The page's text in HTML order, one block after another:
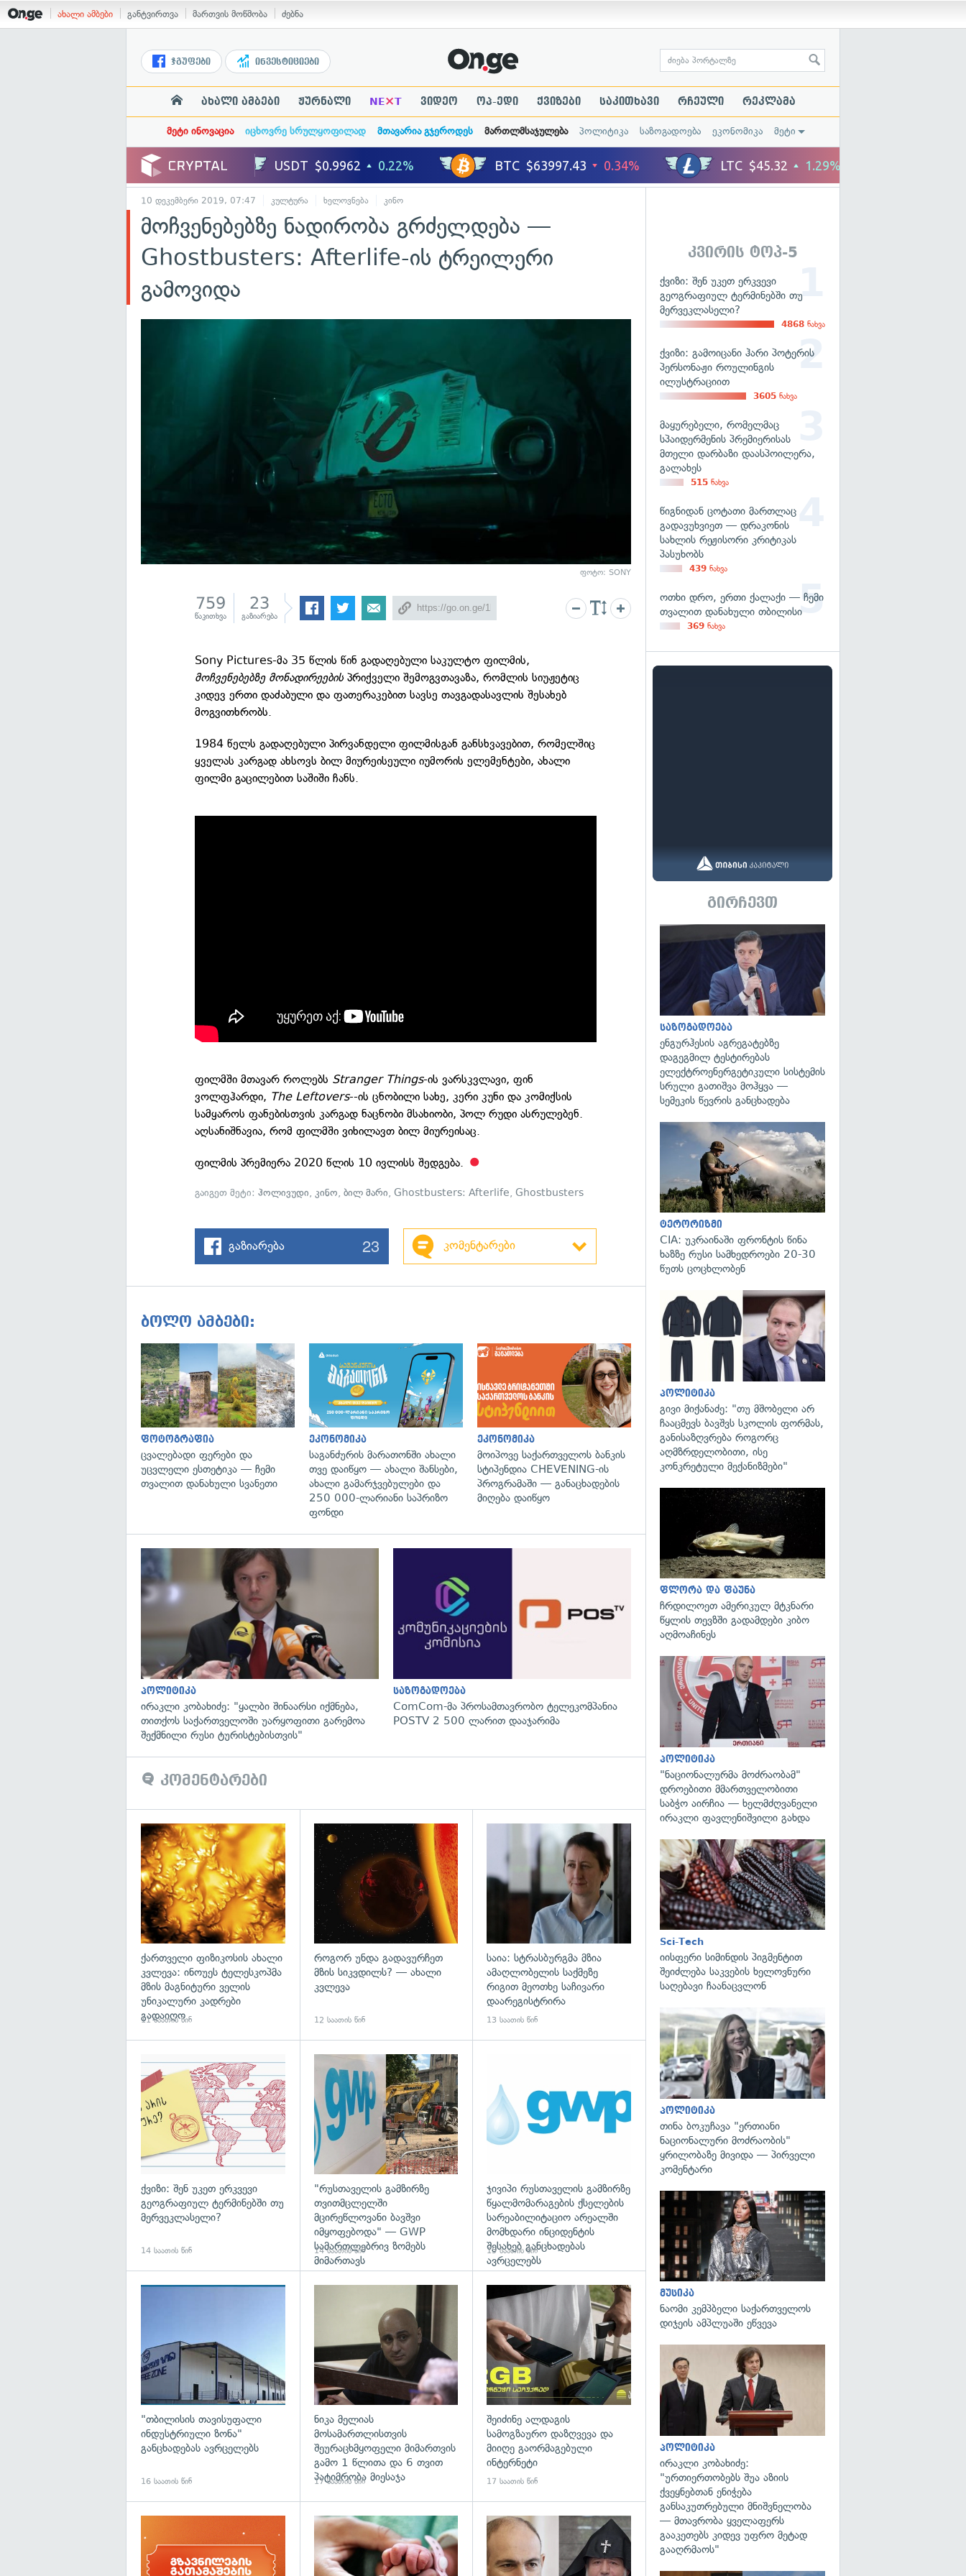
ახალი ამბები განტვირთვა მართვის მოწმობა ძებნა
ჯგუფები ინვესტიციები
ახალი ამბები ჟურნალი NE×T ვიდეო ოპ-ედი ქვიზები საკითხავი რჩეული რეკლამა
მეტი ინოვაცია იცხოვრე სრულყოფილად მთავარია გჯეროდეს მართლმსაჯულება პოლიტიკა საზოგადოება ეკონომიკა მეტი
10 დეკემბერი 2019, 07:47 კულტურა ხელოვნება კინო
მოჩვენებებზე ნადირობა გრძელდება —
Ghostbusters: Afterlife-ის ტრეილერი
გამოვიდა
ფოტო: SONY
759
წაკითხვა
23
გაზიარება
Sony Pictures-მა 35 წლის წინ გადაღებული საკულტო ფილმის,
მოჩვენებებზე მონადირეებისპრიქველი შემოგვთავაზა, რომლის სიუჟეტიც
კიდევ ერთი დაძაბული და ფათერაკებით სავსე თავგადასავლის შესახებ
მოგვითხრობს.
1984 წელს გადაღებული პირვანდელი ფილმისგან განსხვავებით, რომელშიც
ყველას კარგად ახსოვს ბილ მიურეისეული იუმორის ელემენტები, ახალი
ფილმი გაცილებით საშიში ჩანს.
ფილმში მთავარ როლებს Stranger Things-ის ვარსკვლავი, ფინ
ვოლფჰარდი, The Leftovers--ის ცნობილი სახე, კერი კუნი და კომიქსის
სამყაროს ფანებისთვის კარგად ნაცნობი მსახიობი, პოლ რუდი ასრულებენ.
აღსანიშნავია, რომ ფილმში ვიხილავთ ბილ მიურეისაც.
ფილმის პრემიერა 2020 წლის 10 ივლისს შედგება.
გაიგეთ მეტი:ჰოლივუდი,კინო,ბილ მარი,Ghostbusters: Afterlife,Ghostbusters
გაზიარება 23 კომენტარები
ბოლო ამბები:
გადახედვა
ფოტოგრაფია
ცვალებადი ფერები და
უცვლელი ესთეტიკა — ჩემი
თვალით დანახული სვანეთი
ეკონომიკა
საგანძურის მარათონში ახალი
თვე დაიწყო — ახალი შანსები,
ახალი გამარჯვებულები და
250 000-ლარიანი საპრიზო
ფონდი
ეკონომიკა
მოიპოვე საქართველოს ბანკის
სტიპენდია CHEVENING-ის
პროგრამაში — განაცხადების
მიღება დაიწყო
პოლიტიკა
ირაკლი კობახიძე: "ყალბი შინაარსი იქმნება,
თითქოს საქართველოში უარყოფითი გარემოა
შექმნილი რუსი ტურისტებისთვის"
გადახედვა
საზოგადოება
ComCom-მა პროსამთავრობო ტელეკომპანია
POSTV 2 500 ლარით დააჯარიმა
კომენტარები
გადახედვა
ქართველი ფიზიკოსის ახალი
კვლევა: ინოუეს ტელესკოპმა
მზის მაგნიტური ველის
უნიკალური კადრები
გადაიღო
11 საათის წინ
როგორ უნდა გადავურჩეთ
მზის სიკვდილს? — ახალი
კვლევა
12 საათის წინ
გადახედვა
საია: სტრასბურგმა მზია
ამაღლობელის საქმეზე
რიგით მეოთხე საჩივარი
დაარეგისტრირა
13 საათის წინ
ქვიზი: შენ უკეთ ერკვევი
გეოგრაფიულ ტერმინებში თუ
მერვეკლასელი?
14 საათის წინ
"რუსთაველის გამზირზე
თვითმცლელში
მცირეწლოვანი ბავშვი
იმყოფებოდა" — GWP
სამართლებრივ ზომებს
მიმართავს
14 საათის წინ
ჯივიპი რუსთაველის გამზირზე
წყალმომარაგების ქსელების
სარეაბილიტაციო არეალში
მომხდარი ინციდენტის
შესახებ განცხადებას
ავრცელებს
15 საათის წინ
"თბილისის თავისუფალი
ინდუსტრიული ზონა"
განცხადებას ავრცელებს
16 საათის წინ
გადახედვა
ნიკა მელიას
მოსამართლისთვის
შეურაცხმყოფელი მიმართვის
გამო 1 წლითა და 6 თვით
პატიმრობა მიესაჯა
17 საათის წინ
შეიძინე ალდაგის
სამოგზაურო დაზღვევა და
მიიღე გაორმაგებული
ინტერნეტი
17 საათის წინ
გადახედვა გადახედვა
კვირის ტოპ-5
ქვიზი: შენ უკეთ ერკვევი
გეოგრაფიულ ტერმინებში თუ
მერვეკლასელი?
4868 ნახვა
ქვიზი: გამოიცანი ჰარი პოტერის
პერსონაჟი როულინგის
ილუსტრაციით
3605 ნახვა
მაყურებელი, რომელმაც
სპაიდერმენის პრემიერისას
მთელი დარბაზი დაასპოილერა,
გალახეს
515 ნახვა
წიგნიდან ცოტათი მართლაც
გადავუხვიეთ — დრაკონის
სახლის რეჟისორი კრიტიკას
პასუხობს
439 ნახვა
ოთხი დრო, ერთი ქალაქი — ჩემი
თვალით დანახული თბილისი
369 ნახვა
გირჩევთ
საზოგადოება
ენგურჰესის აგრეგატებზე
დაგეგმილ ტესტირებას
ელექტროენერგეტიკული სისტემის
სრული გათიშვა მოჰყვა —
სემეკის წევრის განცხადება
ტერორიზმი
CIA: უკრაინაში ფრონტის წინა
ხაზზე რუსი სამხედროები 20-30
წუთს ცოცხლობენ
პოლიტიკა
გივი მიქანაძე: "თუ მშობელი არ
ჩააცმევს ბავშვს სკოლის ფორმას,
განისაზღვრება როგორც
აღმზრდელობითი, ისე
კონკრეტული მექანიზმები"
ფლორა და ფაუნა
ჩრდილოეთ ამერიკულ მტკნარი
წყლის თევზში გადამდები კიბო
აღმოაჩინეს
პოლიტიკა
"ნაციონალურმა მოძრაობამ"
დროებითი მმართველობითი
საბჭო აირჩია — ხელმძღვანელი
ირაკლი ფავლენიშვილი გახდა
Sci-Tech
იისფერი სიმინდის პიგმენტით
შეიძლება საკვების ხელოვნური
საღებავი ჩაანაცვლონ
პოლიტიკა
თინა ბოკუჩავა "ერთიანი
ნაციონალური მოძრაობის"
ყრილობაზე მივიდა — პირველი
კომენტარი
მუსიკა
ნაომი კემპბელი საქართველოს
დიჯეის ამპლუაში ეწვევა
პოლიტიკა
ირაკლი კობახიძე:
"ურთიერთობებს შუა აზიის
ქვეყნებთან ენიჭება
განსაკუთრებული მნიშვნელობა
— მთავრობა ყველაფერს
გააკეთებს კიდევ უფრო მეტად
გააღრმაოს"